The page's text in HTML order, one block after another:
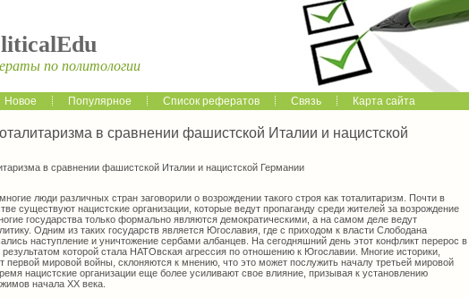
по политологии
Новое Популярное Список рефератов Связь Карта сайта
в сравнении фашистской Италии и нацистской
в сравнении фашистской Италии и нацистской Германии
люди различных стран заговорили о возрождении такого строя как тоталитаризм. Почти в
существуют нацистские организации, которые ведут пропаганду среди жителей за возрождение
государства только формально являются демократическими, а на самом деле ведут
Одним из таких государств является Югославия, где с приходом к власти Слободана
наступление и уничтожение сербами албанцев. На сегодняшний день этот конфликт перерос в
которой стала НАТОвская агрессия по отношению к Югославии. Многие историки,
первой мировой войны, склоняются к мнению, что это может послужить началу третьей мировой
нацистские организации еще более усиливают свое влияние, призывая к установлению
начала ХХ века.